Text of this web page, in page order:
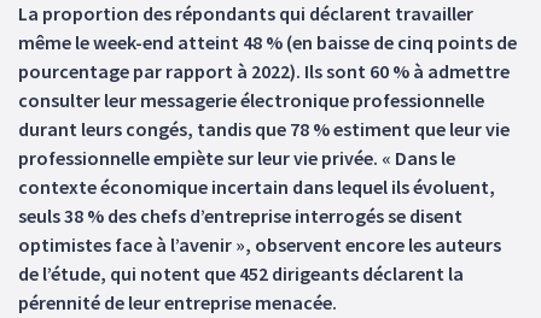
La proportion des répondants qui déclarent travailler
même le week-end atteint 48 % (en baisse de cinq points de
pourcentage par rapport à 2022). Ils sont 60 % à admettre
consulter leur messagerie électronique professionnelle
durant leurs congés, tandis que 78 % estiment que leur vie
professionnelle empiète sur leur vie privée. « Dans le
contexte économique incertain dans lequel ils évoluent,
seuls 38 % des chefs d’entreprise interrogés se disent
optimistes face à l’avenir », observent encore les auteurs
de l’étude, qui notent que 452 dirigeants déclarent la
pérennité de leur entreprise menacée.